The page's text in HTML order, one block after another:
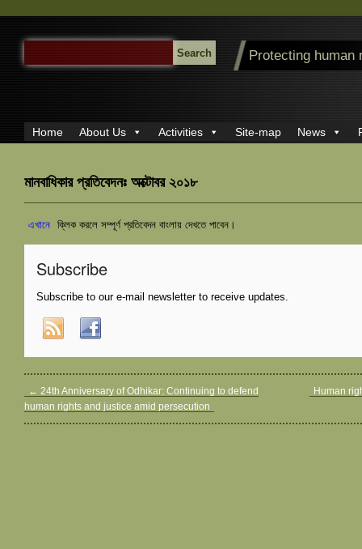
SEARCH
FOR:
Protecting human
Home About Us Activities Site-map News
মানবাধিকার প্রতিবেদনঃ অক্টোবর ২০১৮
এখানে ক্লিক করলে সম্পূর্ণ প্রতিবেদন বাংলায় দেখতে পাবেন।
Subscribe
Subscribe to our e-mail newsletter to receive updates.
← 24th Anniversary of Odhikar: Continuing to defend
human rights and justice amid persecution
Human